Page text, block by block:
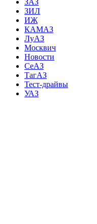
ЗАЗ
ЗИЛ
ИЖ
КАМАЗ
ЛуАЗ
Москвич
Новости
СеАЗ
ТагАЗ
Тест-драйвы
УАЗ